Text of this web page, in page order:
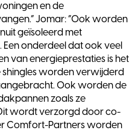
en de
Jomar: “Ook worden
geïsoleerd met
onderdeel dat ook veel
van energieprestaties is het
worden verwijderd
Ook worden de
zoals ze
wordt verzorgd door co-
Comfort-Partners worden